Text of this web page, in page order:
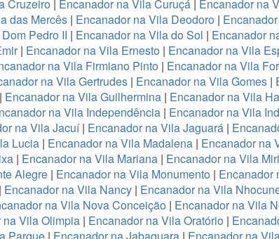
Cruzeiro | Encanador na Vila Curuçá | Encanador na
das Mercês | Encanador na Vila Deodoro |
Pedro II | Encanador na Vila do Sol | Encanador
| Encanador na Vila Ernesto | Encanador na Vila
na Vila Firmiano Pinto | Encanador na Vila
na Vila Gertrudes| Encanador na Vila Gomes|
Encanador na Vila Guilhermina| Encanador na Vila
na Vila Independência| Encanador na Vila
na Vila Jacuí| Encanador na Vila Jaguará|
Lucia| Encanador na Vila Madalena| Encanador na
| Encanador na Vila Mariana| Encanador na Vila
Alegre | Encanador na Vila Monumento | Encanador
Encanador na Vila Nancy| Encanador na Vila
na Vila Nova Conceição | Encanador na Vila
na Vila Olimpia| Encanador na Vila Oratório|
Parque | Encanador na Jabaquara | Encanador na